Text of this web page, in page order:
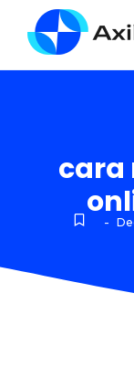
cara
-